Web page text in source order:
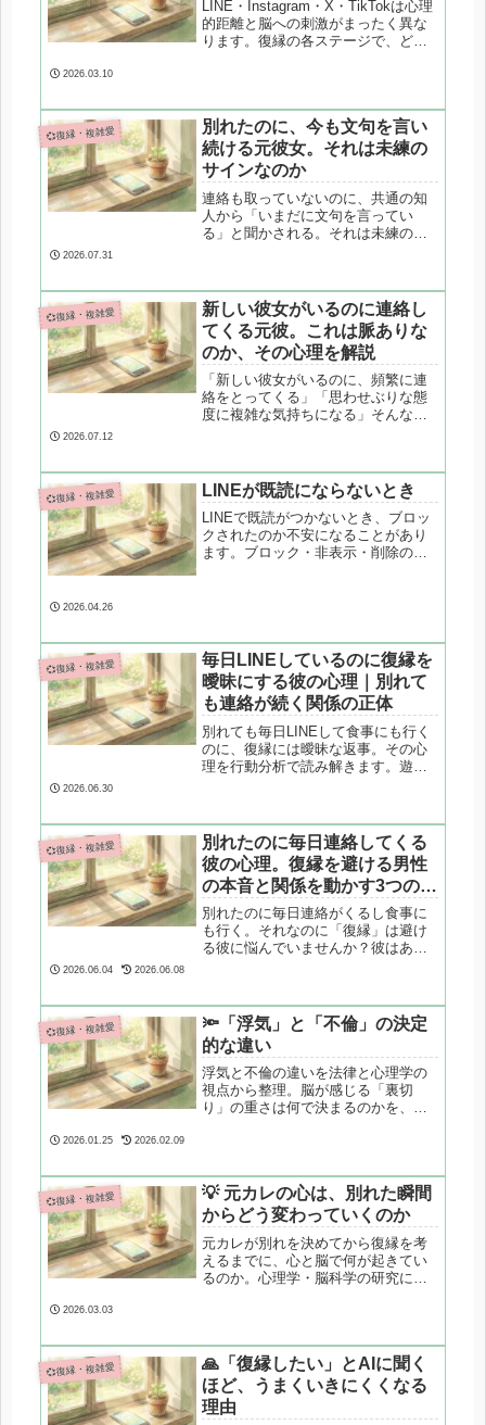
LINE・Instagram・X・TikTokは心理
的距離と脳への刺激がまったく異な
ります。復縁の各ステージで、どの
2026.03.10
💞復縁・複雑愛
別れたのに、今も文句を言い
続ける元彼女。それは未練の
サインなのか
連絡も取っていないのに、共通の知
人から「いまだに文句を言ってい
る」と聞かされる。それは未練のサ
パターンを整理し、結論を急がない
ための向き合い方を解説します。
2026.07.31
💞復縁・複雑愛
新しい彼女がいるのに連絡し
てくる元彼。これは脈ありな
のか、その心理を解説
「新しい彼女がいるのに、頻繁に連
絡をとってくる」「思わせぶりな態
度に複雑な気持ちになる」そんな状
当の脈ありサインの見極め方を心理
カウンセラーが解説します。
2026.07.12
💞復縁・複雑愛 LINEが既読にならないとき
LINEで既読がつかないとき、ブロッ
クされたのか不安になることがあり
ます。ブロック・非表示・削除の機
2026.04.26
💞復縁・複雑愛
毎日LINEしているのに復縁を
曖昧にする彼の心理｜別れて
も連絡が続く関係の正体
別れても毎日LINEして食事にも行く
のに、復縁には曖昧な返事。その心
理を行動分析で読み解きます。遊ば
2026.06.30
💞復縁・複雑愛
別れたのに毎日連絡してくる
彼の心理。復縁を避ける男性
の本音と関係を動かす3つの対
処法
別れたのに毎日連絡がくるし食事に
も行く。それなのに「復縁」は避け
る彼に悩んでいませんか？彼はあな
係から抜け出し、彼の本音を引き出
して関係を動かすための3つの対処法
を専門的に解説します。
2026.06.04 2026.06.08
💞復縁・複雑愛
🔦「浮気」と「不倫」の決定
的な違い
浮気と不倫の違いを法律と心理学の
視点から整理。脳が感じる「裏切
り」の重さは何で決まるのかを、専
2026.01.25 2026.02.09
💞復縁・複雑愛
💡 元カレの心は、別れた瞬間
からどう変わっていくのか
元カレが別れを決めてから復縁を考
えるまでに、心と脳で何が起きてい
るのか。心理学・脳科学の研究に基
2026.03.03
💞復縁・複雑愛
🙏「復縁したい」とAIに聞く
ほど、うまくいきにくくなる
理由